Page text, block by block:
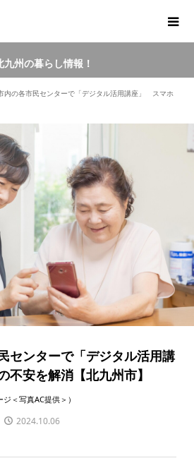
九州の暮らし情報！
内の各市民センターで「デジタル活用講座」 スマホ
センターで「デジタル活用講
安を解消【北九州市】
＜写真AC提供＞）
2024.10.06